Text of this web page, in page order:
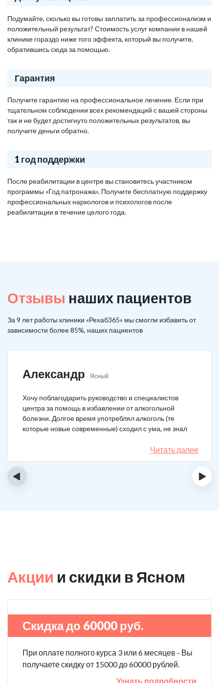
Подумайте, сколько вы готовы заплатить за профессионализм и
положительный результат? Стоимость услуг компании в нашей
клинике гораздо ниже того эффекта, который вы получите,
обратившись сюда за помощью.
Гарантия
Получите гарантию на профессиональное лечение. Если при
тщательном соблюдении всех рекомендаций с вашей стороны
так и не будет достигнуто положительных результатов, вы
получите деньги обратно.
1 год поддержки
После реабилитации в центре вы становитесь участником
программы «Год патронажа». Получите бесплатную поддержку
профессиональных наркологов и психологов после
реабилитации в течение целого года.
Отзывы наших пациентов
За 9 лет работы клиники «Рехаб365» мы смогли избавить от
зависимости более 85%, наших пациентов
Александр Ясный
Хочу поблагодарить руководство и специалистов
центра за помощь в избавлении от алкогольной
болезни. Долгое время употреблял алкоголь (те
которые новые современные) сходил с ума, не знал
куда деться от своей зависимости. Искал тех кто
сможет мне помочь в интернете, позвонил, приехал.
На сегодняшний день не употребляю!
Читать далее
‹ ›
Акции и скидки в Ясном
Скидка до 60000 руб.
При оплате полного курса 3 или 6 месяцев - Вы
получаете скидку от 15000 до 60000 рублей.
Узнать подробности